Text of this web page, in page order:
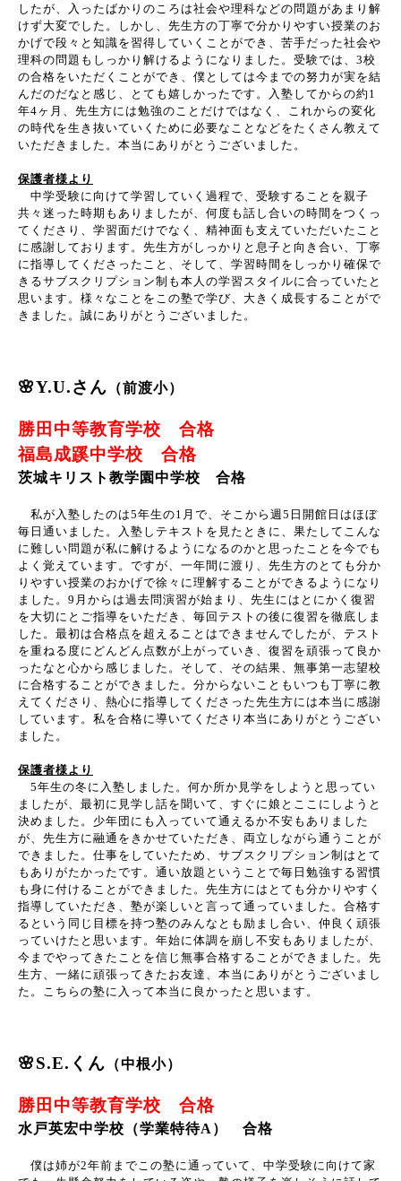
したが、入ったばかりのころは社会や理科などの問題があまり解
けず大変でした。しかし、先生方の丁寧で分かりやすい授業のお
かげで段々と知識を習得していくことができ、苦手だった社会や
理科の問題もしっかり解けるようになりました。受験では、 3校
の合格をいただくことができ、僕としては今までの努力が実を結
んだのだなと感じ、とても嬉しかったです。入塾してからの約 1
年4ヶ月、先生方には勉強のことだけではなく、これからの変化
の時代を生き抜いていくために必要なことなどをたくさん教えて
いただきました。本当にありがとうございました。
保護者様より
中学受験に向けて学習していく過程で、受験することを親子
共々迷った時期もありましたが、何度も話し合いの時間をつくっ
てくださり、学習面だけでなく、精神面も支えていただいたこと
に感謝しております。先生方がしっかりと息子と向き合い、丁寧
に指導してくださったこと、そして、学習時間をしっかり確保で
きるサブスクリプション制も本人の学習スタイルに合っていたと
思います。様々なことをこの塾で学び、大きく成長することがで
きました。誠にありがとうございました。
🌸Y.U.さん （前渡小）
勝田中等教育学校 合格
福島成蹊中学校 合格
茨城キリスト教学園中学校 合格
私が入塾したのは5年生の1 月で、そこから週5 日開館日はほぼ
毎日通いました。入塾しテキストを見たときに、果たしてこんな
に難しい問題が私に解けるようになるのかと思ったことを今でも
よく覚えています。ですが、一年間に渡り、先生方のとても分か
りやすい授業のおかげで徐々に理解することができるようになり
ました。 9 月からは過去問演習が始まり、先生にはとにかく復習
を大切にとご指導をいただき、毎回テストの後に復習を徹底しま
した。最初は合格点を超えることはできませんでしたが、テスト
を重ねる度にどんどん点数が上がっていき、復習を頑張って良か
ったなと心から感じました。そして、その結果、無事第一志望校
に合格することができました。分からないこともいつも丁寧に教
えてくださり、熱心に指導してくださった先生方には本当に感謝
しています。私を合格に導いてくださり本当にありがとうござい
ました。
保護者様より
5年生の冬に入塾しました。何か所か見学をしようと思ってい
ましたが、最初に見学し話を聞いて、すぐに娘とここにしようと
決めました。少年団にも入っていて通えるか不安もありました
が、先生方に融通をきかせていただき、両立しながら通うことが
できました。仕事をしていたため、サブスクリプション制はとて
もありがたかったです。通い放題ということで毎日勉強する習慣
も身に付けることができました。先生方にはとても分かりやすく
指導していただき、塾が楽しいと言って通っていました。合格す
るという同じ目標を持つ塾のみんなとも励まし合い、仲良く頑張
っていけたと思います。年始に体調を崩し不安もありましたが、
今までやってきたことを信じ無事合格することができました。先
生方、一緒に頑張ってきたお友達、本当にありがとうございまし
た。こちらの塾に入って本当に良かったと思います。
🌸S.E.くん （中根小）
勝田中等教育学校 合格
水戸英宏中学校（学業特待A） 合格
僕は姉が2年前までこの塾に通っていて、中学受験に向けて家